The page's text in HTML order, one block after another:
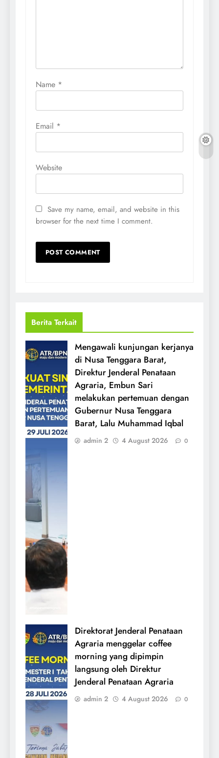
Name *
Email *
Website
Save my name, email, and website in this
browser for the next time I comment.
Berita Terkait
Mengawali kunjungan kerjanya
di Nusa Tenggara Barat,
Direktur Jenderal Penataan
Agraria, Embun Sari
melakukan pertemuan dengan
Gubernur Nusa Tenggara
Barat, Lalu Muhammad Iqbal
admin 2 4 August 2026 0
Direktorat Jenderal Penataan
Agraria menggelar coffee
morning yang dipimpin
langsung oleh Direktur
Jenderal Penataan Agraria
admin 2 4 August 2026 0